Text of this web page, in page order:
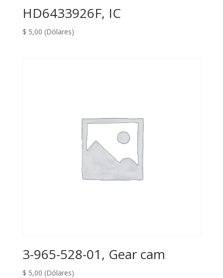
HD6433926F, IC
$ 5,00 (Dólares)
3-965-528-01, Gear cam
$ 5,00 (Dólares)